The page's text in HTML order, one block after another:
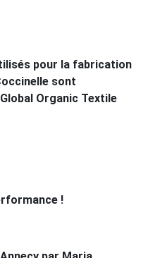
pour la fabrication
sont
Organic Textile
!